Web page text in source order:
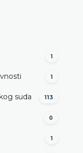
1
1
suda 113
0
1